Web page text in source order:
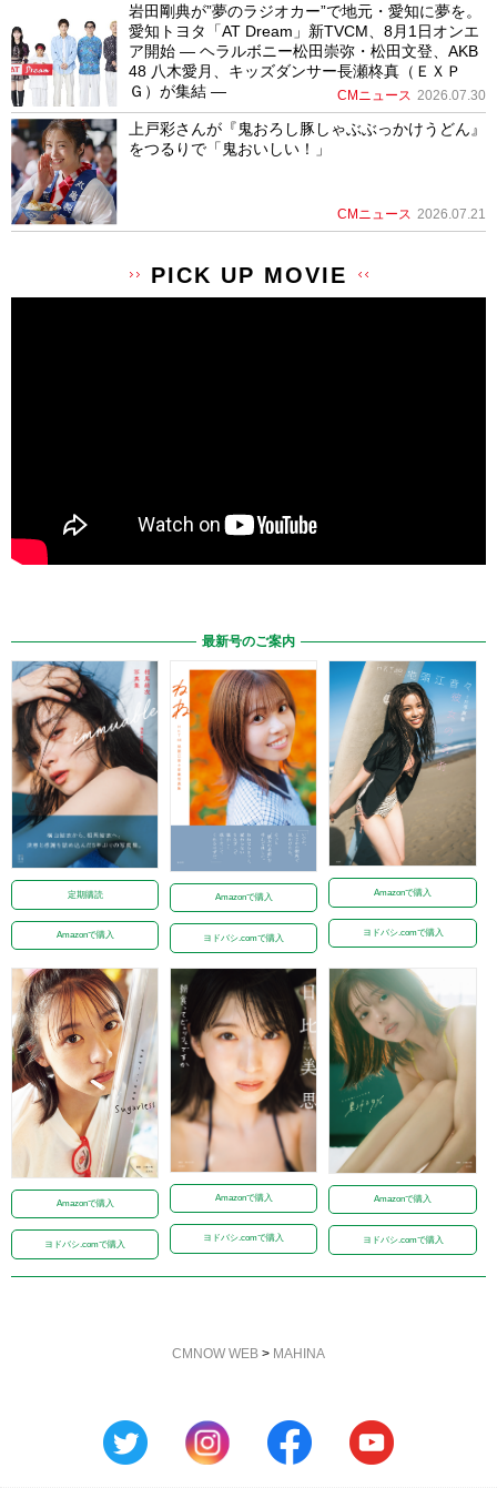
岩田剛典が”夢のラジオカー”で地元・愛知に夢を。
愛知トヨタ「AT Dream」新TVCM、8月1日オンエ
ア開始 ― ヘラルボニー松田崇弥・松田文登、AKB
48 八木愛月、キッズダンサー長瀬柊真（ＥＸＰ
Ｇ）が集結 ―
CMニュース 2026.07.30
上戸彩さんが『鬼おろし豚しゃぶぶっかけうどん』
をつるりで「鬼おいしい！」
CMニュース 2026.07.21
PICK UP MOVIE
最新号のご案内
定期購読
Amazonで購入
Amazonで購入
ヨドバシ.comで購入
Amazonで購入
ヨドバシ.comで購入
Amazonで購入
ヨドバシ.comで購入
Amazonで購入
ヨドバシ.comで購入
Amazonで購入
ヨドバシ.comで購入
CMNOW WEB > MAHINA